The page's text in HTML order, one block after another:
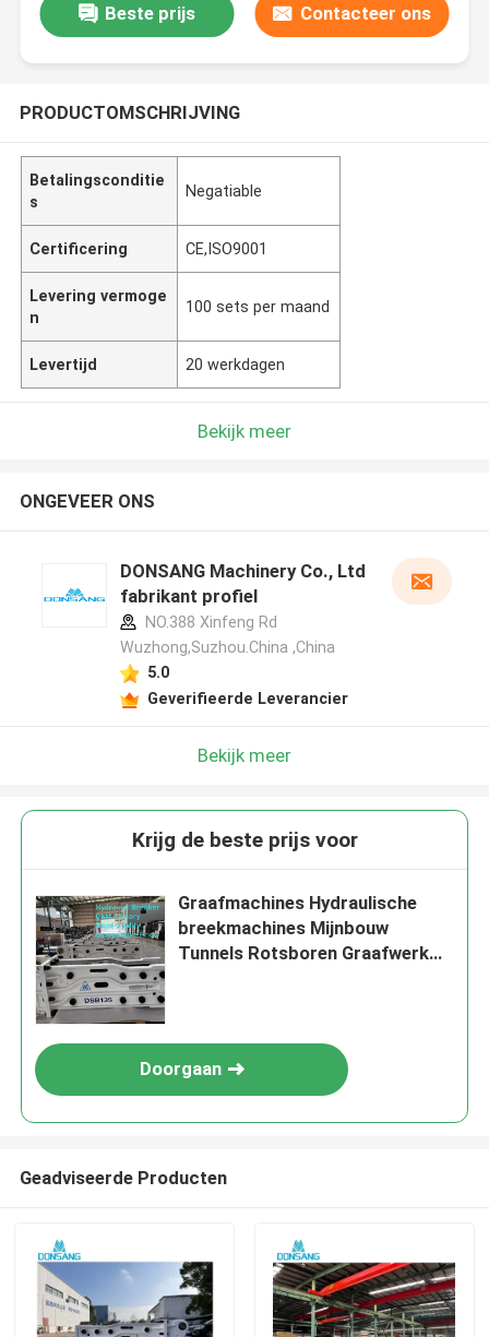
Beste prijs Contacteer ons
PRODUCTOMSCHRIJVING
Betalingsconditie
s
Negatiable
Certificering CE,ISO9001
Levering vermoge
n
100 sets per maand
Levertijd 20 werkdagen
Bekijk meer
ONGEVEER ONS
DONSANG Machinery Co., Ltd
fabrikant profiel
NO.388 Xinfeng Rd
Wuzhong,Suzhou.China ,China
5.0
Geverifieerde Leverancier
Bekijk meer
Krijg de beste prijs voor
Graafmachines Hydraulische
breekmachines Mijnbouw
Tunnels Rotsboren Graafwerk
Doorgaan
Geadviseerde Producten